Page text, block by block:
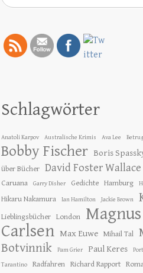
Schlagwörter
Anatoli Karpov Australische Krimis Ava Lee
Bobby Fischer Boris
über Bücher David Foster Wallace
Caruana
Garry Disher Gedichte Hamburg
Hikaru Nakamura Ian Hamilton Jackie Brown
Lieblingsbücher London
Magnus
Carlsen Max Euwe Mihail Tal
Botvinnik
Pam Grier Paul Keres
Tarantino Radfahren Richard Rapport